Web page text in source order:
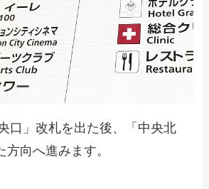
口」改札を出た後、「中央北
方向へ進みます。